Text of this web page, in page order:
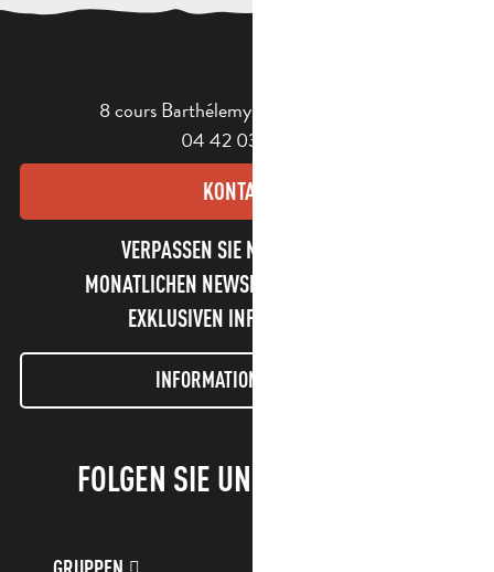
8 cours Barthélemy - 13400 Aubagne
04 42 03 49 98
KONTAKT
VERPASSEN SIE NICHT UNSEREN
MONATLICHEN NEWSLETTER UND UNSERE
EXKLUSIVEN INFORMATIONEN!
INFORMATIONEN LETTER
FOLGEN SIE UNS!